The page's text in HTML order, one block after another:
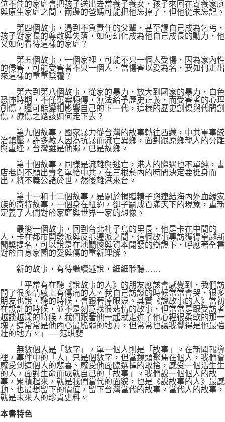
位不佳的家庭會把孩子送出去當養子養女，孩子來回在寄養家庭
與原生家庭之間，兩邊的爸媽可能把他忘掉了，但他從未忘記。
第四個故事，遇到不負責任的父輩，甚至讓自己成為乞丐，
孩子對家長的尊敬與失落，如何幻化成為他自己成長的動力，他
又如何看待這樣的家庭？
第五個故事，一個家裡，可能不只一個人受傷，因為家內性
的侵害，可能受害者不只一個人，當傷害以愛為名，要如何走出
來這樣的重重陰霾？
第六到第八個故事，從家的暴力，放大到國家的暴力，白色
恐怖時期，不僅冤案頻傳，無法給予歷史正義，而受害者的心理
創傷，還可能變相影響自己的下一代，這樣的歷史創傷與代間創
傷，療傷之路該如何走下去？
第九個故事，國家暴力從台灣的故事轉往西藏，中共軍事統
治鎮壓，許多藏人因為抗暴而流亡異鄉，面對跟原鄉親人的分離
與重逢，台灣雖是他鄉，已是故鄉。
第十個故事，同樣是流離與逃亡，港人的際遇也不單純，書
店老闆不願出賣名單給中共，在三根菸內的時間決定要挺身而
出，將不義公諸於世，然後離港來台。
第十一和十二個故事，是關於捐贈精子與連結海內外血緣家
族的奇特故事，一個身在紐約，卻子嗣成百滿天下的現象，重新
定義了人們對於家庭與世界一家的想像。
最後一個故事，回到台北社子島的里長，他是卡在中間的
人，卡在都市開發派與反拆遷派之間，這個故事專訪獲得卓越新
聞獎提名，可以說是在地關懷與資本開發的辯證下，呼應著全書
對於自身家園的愛與傷的重新理解。
新的故事，有待繼續述說，細細聆聽……
「平常有在聽《說故事的人》的朋友應該會感覺到，我們訪
問了很多情感上有傷痛的人。我自己訪談的時候常常會哭，很多
朋友也說，聽的時候，會跟著掉眼淚。其實《說故事的人》當初
在設計的時候，並不是刻意找很悲情的故事，但常常是跟受訪者
越談越深的時候，我們跟著他一起就走進了他心裡很柔軟的那一
塊，這常常是他內心最脆弱的地方，但常常也讓我覺得是他最強
壯的地方。」──范琪斐
無數個人是「數字」，單一個人則是「故事」。在新聞報導
裡，事件中的「人」只是個數字，但當鏡頭聚焦在個人，我們會
感受到這個人的悲喜、感受他面臨選擇的取捨，感受一個活生生
的人，面對生命而成就自己的「故事」。我們說一個個人的故
事，累積起來，就是我們當代的面貌，也是《說故事的人》最感
動、也最想留下的價值，留下台灣當代的故事。當代人的故事，
就是未來人的珍貴史料。
本書特色